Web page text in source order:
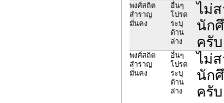
พงศ์สถิต
สำราญ
มั่นคง
อื่นๆ
โปรด
ระบุ
ด้าน
ล่าง
ไม่
นัก
ครั
พงศ์สถิต
สำราญ
มั่นคง
อื่นๆ
โปรด
ระบุ
ด้าน
ล่าง
ไม่
นัก
ครั